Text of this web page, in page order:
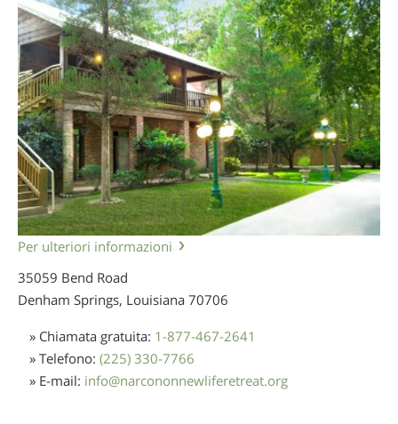
Per ulteriori informazioni
35059 Bend Road
Denham Springs, Louisiana 70706
» Chiamata gratuita: 1-877-467-2641
» Telefono: (225) 330-7766
» E-mail: info@narcononnewliferetreat.org